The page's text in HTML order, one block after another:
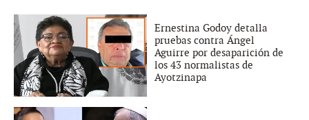
Ernestina Godoy detalla
pruebas contra Ángel
Aguirre por desaparición de
los 43 normalistas de
Ayotzinapa